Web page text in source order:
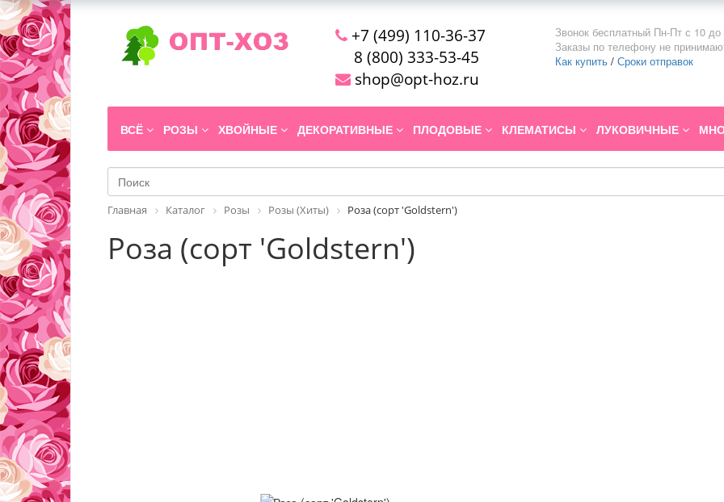
+7 (499) 110-36-37
8 (800) 333-53-45
shop@opt-hoz.ru
Звонок бесплатный Пн-Пт с 10 до
Заказы по телефону не
Как купить / Сроки отправок
ВСЁ РОЗЫ ХВОЙНЫЕ ДЕКОРАТИВНЫЕ ПЛОДОВЫЕ КЛЕМАТИСЫ ЛУКОВИЧНЫЕ
Главная Каталог Розы Розы (Хиты) Роза (сорт 'Goldstern')
Роза (сорт 'Goldstern')